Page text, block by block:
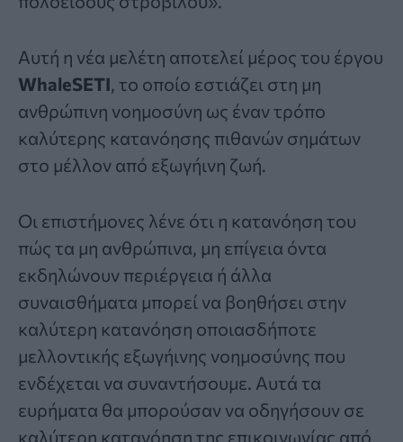
Αυτή η νέα μελέτη αποτελεί μέρος του έργου
WhaleSETI, το οποίο εστιάζει στη μη
ανθρώπινη νοημοσύνη ως έναν τρόπο
καλύτερης κατανόησης πιθανών σημάτων
στο μέλλον από εξωγήινη ζωή.
Οι επιστήμονες λένε ότι η κατανόηση του
πώς τα μη ανθρώπινα, μη επίγεια όντα
εκδηλώνουν περιέργεια ή άλλα
συναισθήματα μπορεί να βοηθήσει στην
καλύτερη κατανόηση οποιασδήποτε
μελλοντικής εξωγήινης νοημοσύνης που
ενδέχεται να συναντήσουμε. Αυτά τα
ευρήματα θα μπορούσαν να οδηγήσουν σε
καλύτερη κατανόηση της επικοινωνίας από